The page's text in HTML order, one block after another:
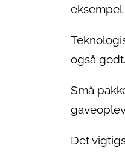
også godt.
Små
Det